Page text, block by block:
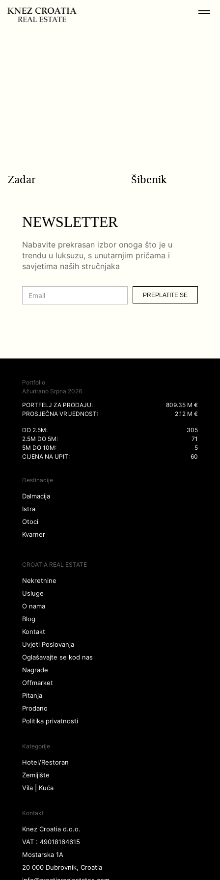
POPULAR SEARCH
Zadar Šibenik
NEWSLETTER
Nabavite prekrasan izbor onoga što je u
trendu u luksuzu, s unutarnjim pričama i
savjetima naših stručnjaka
PREPLATITE SE
Portfolio
Ažurirano Srpna 2026
PORTFELJ ZA PRODAJU:
809.35 M €
PROSJEČNA VRIJEDNOST:
2.12 M €
DO 2.5M:
305
2.5M DO 5M:
71
5M DO 10M:
5
CIJENA NA UPIT:
60
Destinacije
Dalmacija
Istra
Otoci
Kvarner
CROATIA REAL ESTATE
Nekretnine
Usluge
O nama
Blog
Kontakt
Uvjeti Poslovanja
Oglašavajte se kod nas
Nagrade
Offmarket
Pitanja
Prodano
Politika privatnosti
Kategorije
Hotel/Restoran
Zemljište
Vila | Kuća
Kontakt
Knez Croatia d.o.o.
VAT : 49018164615
Mostarska 1A
20 000 Dubrovnik, Croatia